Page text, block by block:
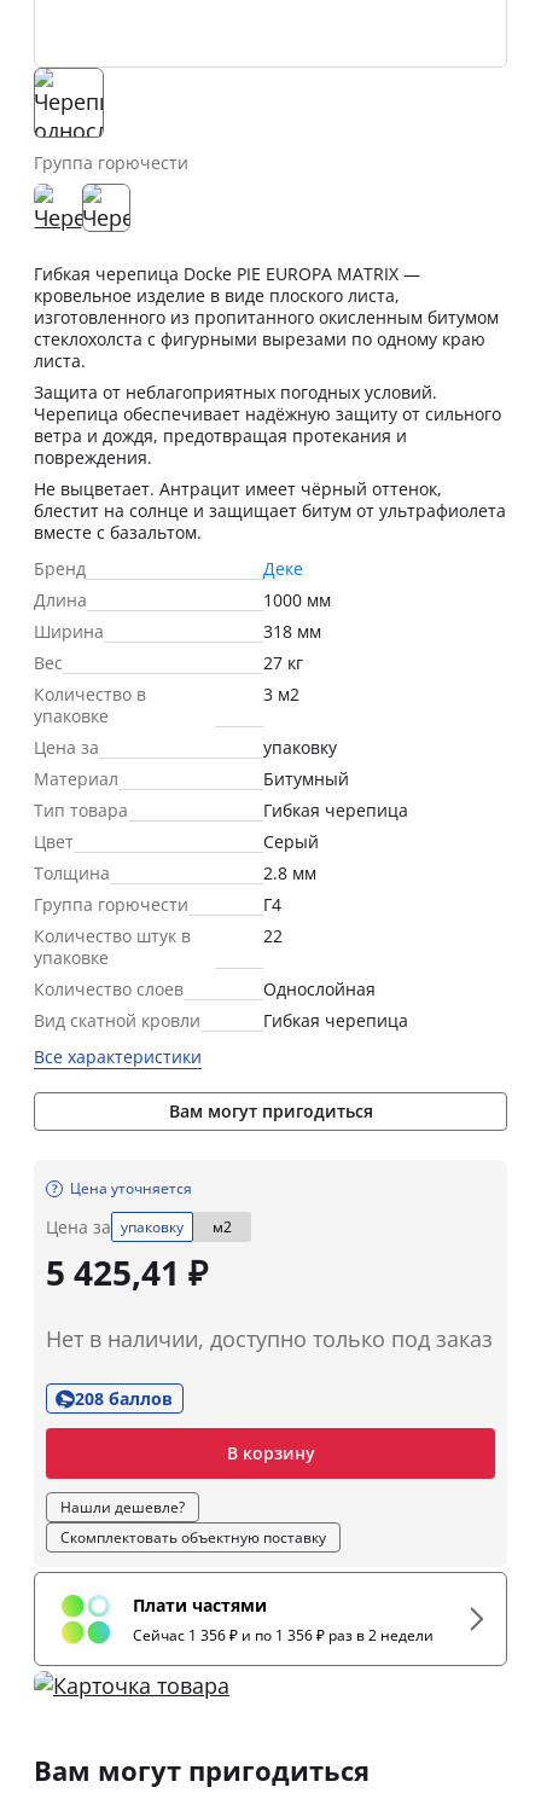
Группа горючести
Гибкая черепица Docke PIE EUROPA MATRIX —
кровельное изделие в виде плоского листа,
изготовленного из пропитанного окисленным битумом
стеклохолста с фигурными вырезами по одному краю
листа.
Защита от неблагоприятных погодных условий.
Черепица обеспечивает надёжную защиту от сильного
ветра и дождя, предотвращая протекания и
повреждения.
Не выцветает. Антрацит имеет чёрный оттенок,
блестит на солнце и защищает битум от ультрафиолета
вместе с базальтом.
Бренд
Деке
Длина
1000 мм
Ширина
318 мм
Вес
27 кг
Количество в
упаковке
3 м2
Цена за
упаковку
Материал
Битумный
Тип товара
Гибкая черепица
Цвет
Серый
Толщина
2.8 мм
Группа горючести
Г4
Количество штук в
упаковке
22
Количество слоев
Однослойная
Вид скатной кровли
Гибкая черепица
Все характеристики
Вам могут пригодиться
Цена уточняется
Цена за упаковку м2
5 425,41 ₽
Нет в наличии, доступно только под заказ
208 баллов
В корзину
Нашли дешевле?
Скомплектовать объектную поставку
Плати частями
Сейчас 1 356 ₽ и по 1 356 ₽ раз в 2 недели
Вам могут пригодиться